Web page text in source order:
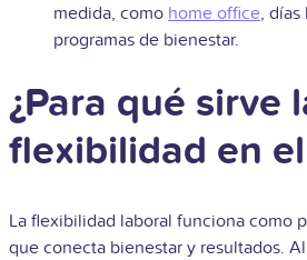
medida, como home office, días
programas de bienestar.
¿Para qué sirve
flexibilidad en
La flexibilidad laboral funciona como
que conecta bienestar y resultados.